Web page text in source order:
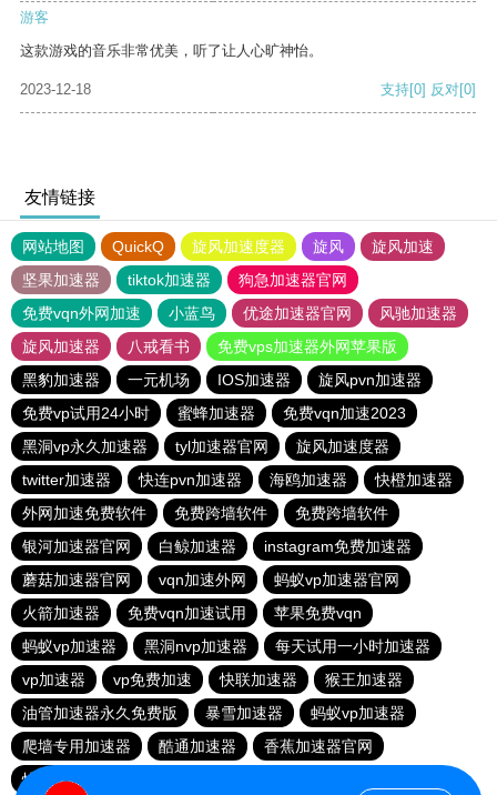
游客
这款游戏的音乐非常优美，听了让人心旷神怡。
2023-12-18 支持[0] 反对[0]
友情链接
网站地图 QuickQ 旋风加速度器 旋风
旋风加速
坚果加速器
tiktok加速器
狗急加速器官网
免费vqn外网加速
小蓝鸟 优途加速器官网
风驰加速器
旋风加速器
八戒看书
免费vps加速器外网苹果版
黑豹加速器
一元机场 IOS加速器
旋风pvn加速器
免费vp试用24小时
蜜蜂加速器
免费vqn加速2023
黑洞vp永久加速器
tyl加速器官网
旋风加速度器
twitter加速器
快连pvn加速器 海鸥加速器
快橙加速器
外网加速免费软件
免费跨墙软件
免费跨墙软件
银河加速器官网
白鲸加速器
instagram免费加速器
蘑菇加速器官网
vqn加速外网
蚂蚁vp加速器官网
火箭加速器
免费vqn加速试用
苹果免费vqn
蚂蚁vp加速器
黑洞nvp加速器
每天试用一小时加速器
vp加速器
vp免费加速 快联加速器
猴王加速器
油管加速器永久免费版
暴雪加速器
蚂蚁vp加速器
爬墙专用加速器
酷通加速器
香蕉加速器官网
快连vn破解版